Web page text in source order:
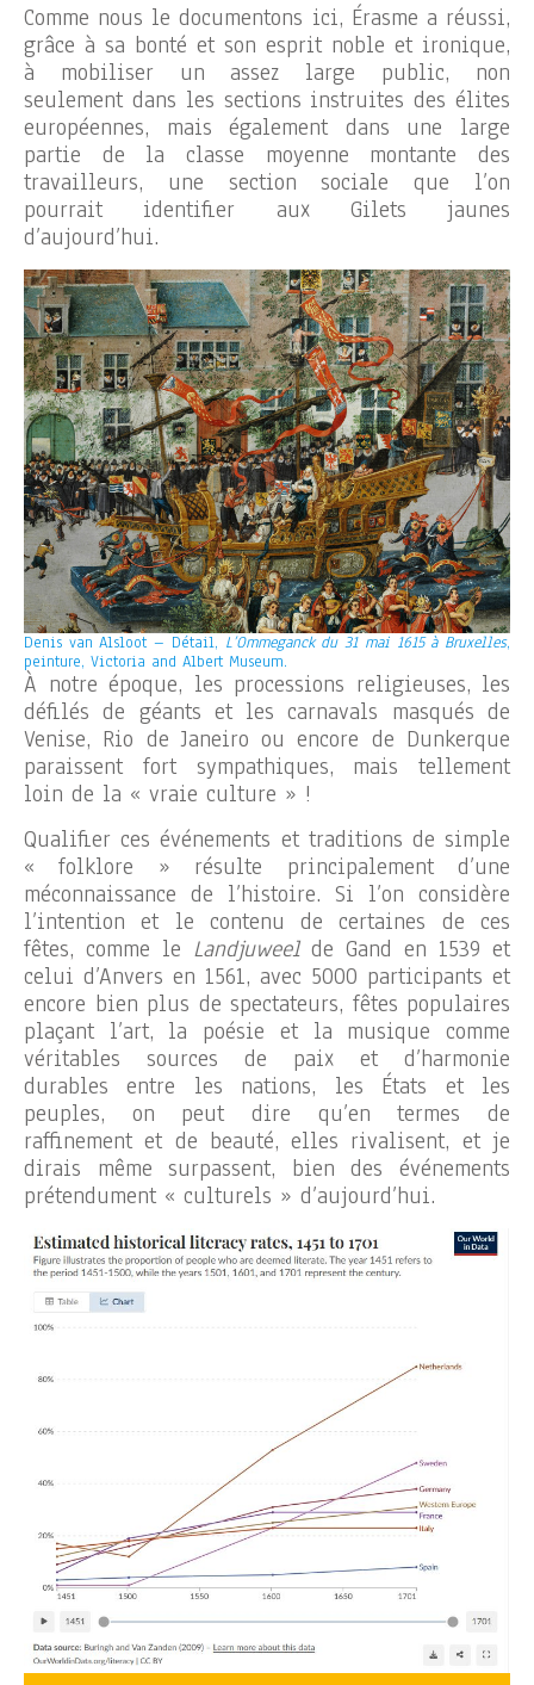
Comme nous le documentons ici, Érasme a réussi,
grâce à sa bonté et son esprit noble et ironique,
à mobiliser un assez large public, non
seulement dans les sections instruites des élites
européennes, mais également dans une large
partie de la classe moyenne montante des
travailleurs, une section sociale que l’on
pourrait identifier aux Gilets jaunes
d’aujourd’hui.
Denis van Alsloot – Détail, L’Ommeganck du 31 mai 1615 à Bruxelles,
peinture, Victoria and Albert Museum.
À notre époque, les processions religieuses, les
défilés de géants et les carnavals masqués de
Venise, Rio de Janeiro ou encore de Dunkerque
paraissent fort sympathiques, mais tellement
loin de la « vraie culture » !
Qualifier ces événements et traditions de simple
« folklore » résulte principalement d’une
méconnaissance de l’histoire. Si l’on considère
l’intention et le contenu de certaines de ces
fêtes, comme le Landjuweelde Gand en 1539 et
celui d’Anvers en 1561, avec 5000 participants et
encore bien plus de spectateurs, fêtes populaires
plaçant l’art, la poésie et la musique comme
véritables sources de paix et d’harmonie
durables entre les nations, les États et les
peuples, on peut dire qu’en termes de
raffinement et de beauté, elles rivalisent, et je
dirais même surpassent, bien des événements
prétendument « culturels » d’aujourd’hui.